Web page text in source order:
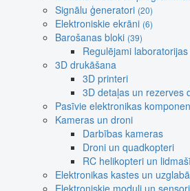
Signālu ģeneratori (20)
Elektroniskie ekrāni (6)
Barošanas bloki (39)
Regulējami
3D drukāšana
3D printeri
3D detaļas un rezerves
Pasīvie elektronikas
Kameras un droni
Darbības kameras
Droni un quadkopteri
RC helikopteri un
Elektronikas kastes un